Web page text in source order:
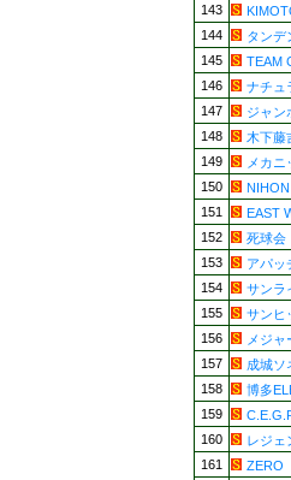
143
144
タンデ
145
TEAM
146
ナチュ
147
ジャン
148
木下藤
149
メカニ
150
151
EAST
152
死球会
153
アパッ
154
サンラ
155
サンヒ
156
メジャ
157
成城ソ
158
博多
159
160
レジェ
161
ZERO